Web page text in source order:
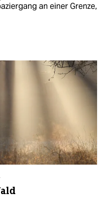
an einer Grenze,